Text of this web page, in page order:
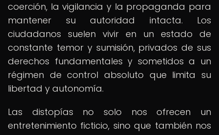
coerción, la vigilancia y la propaganda para
mantener su autoridad intacta. Los
ciudadanos suelen vivir en un estado de
constante temor y sumisión, privados de sus
derechos fundamentales y sometidos a un
régimen de control absoluto que limita su
libertad y autonomía.
Las distopías no solo nos ofrecen un
entretenimiento ficticio, sino que también nos